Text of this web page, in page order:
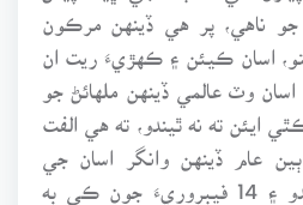
جو ناهي، پر هي ڏينهن مرڪون
اسان ڪيئن ۽ ڪهڙيءَ ريت ان
اسان وٽ عالمي ڏينهن ملهائڻ جو
ايئن ته نه ٿيندو، ته هي الفت
عام ڏينهن وانگر اسان جي
ماضيءَ ۾ شامل ٿي ويندو ۽ 14 فيبروريءَ جون ڪي به